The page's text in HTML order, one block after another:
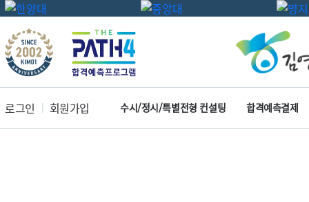
로그인 회원가입 수시/정시/특별전형 컨설팅 합격예측결제